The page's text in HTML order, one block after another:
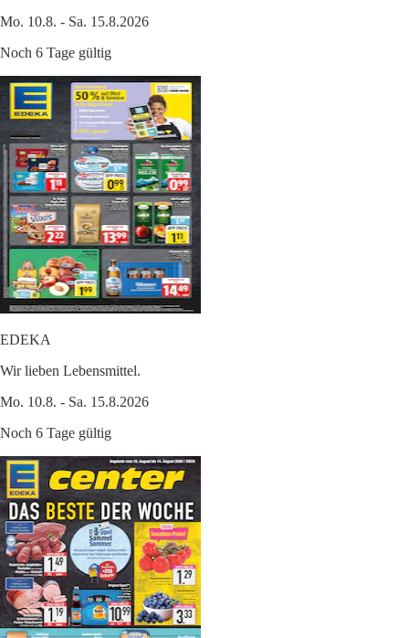
Mo. 10.8. - Sa. 15.8.2026
Noch 6 Tage gültig
EDEKA
Wir lieben Lebensmittel.
Mo. 10.8. - Sa. 15.8.2026
Noch 6 Tage gültig